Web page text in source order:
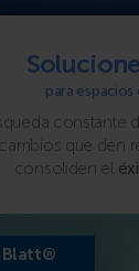
para
constante
que den
consoliden el
Blatt®